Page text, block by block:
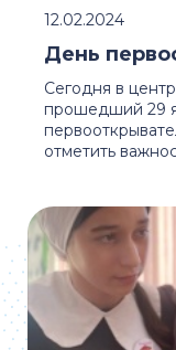
Сегодня в
прошедший 29
отметить
День
12.02.2024